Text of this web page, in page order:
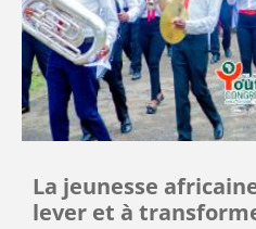
La jeunesse
lever et à